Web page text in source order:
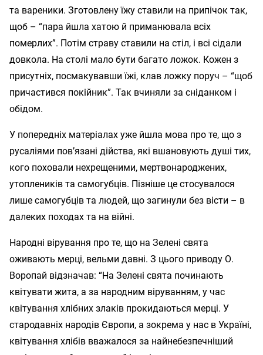
та вареники. Зготовлену їжу ставили на припічок так,
щоб – “пара йшла хатою й приманювала всіх
померлих”. Потім страву ставили на стіл, і всі сідали
довкола. На столі мало бути багато ложок. Кожен з
присутніх, посмакувавши їжі, клав ложку поруч – “щоб
причастився покійник”. Так вчиняли за сніданком і
обідом.
У попередніх матеріалах уже йшла мова про те, що з
русаліями пов’язані дійства, які вшановують душі тих,
кого поховали нехрещеними, мертвонароджених,
утоплеників та самогубців. Пізніше це стосувалося
лише самогубців та людей, що загинули без вісти – в
далеких походах та на війні.
Народні вірування про те, що на Зелені свята
оживають мерці, вельми давні. З цього приводу О.
Воропай відзначав: “На Зелені свята починають
квітувати жита, а за народним віруванням, у час
квітування хлібних злаків прокидаються мерці. У
стародавніх народів Європи, а зокрема у нас в Україні,
квітування хлібів вважалося за найнебезпечніший